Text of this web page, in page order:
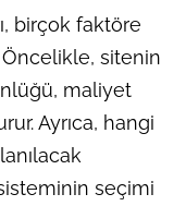
birçok faktöre
sitenin
maliyet
Ayrıca, hangi
seçimi